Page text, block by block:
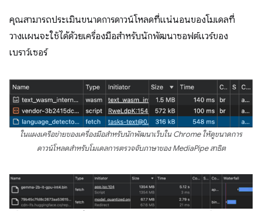
คุณสามารถประเมินขนาดการดาวน์โหลดที่แน่นอนของโมเดลที่
วางแผนจะใช้ได้ด้วยเครื่องมือสําหรับนักพัฒนาซอฟต์แวร์ของ
เบราว์เซอร์
ในแผงเครือข่ายของเครื่องมือสำหรับนักพัฒนาเว็บใน Chrome ให้ดูขนาดการ
ดาวน์โหลดสำหรับโมเดลการตรวจจับภาษาของ MediaPipe สาธิต